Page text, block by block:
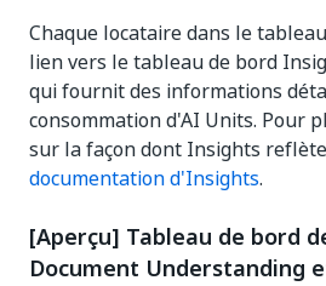
Chaque locataire dans le
lien vers le tableau de bord
qui fournit des informations
consommation d'AI Units. Pour
sur la façon dont Insights
documentation d'Insights.
[Aperçu] Tableau de bord
Document Understanding